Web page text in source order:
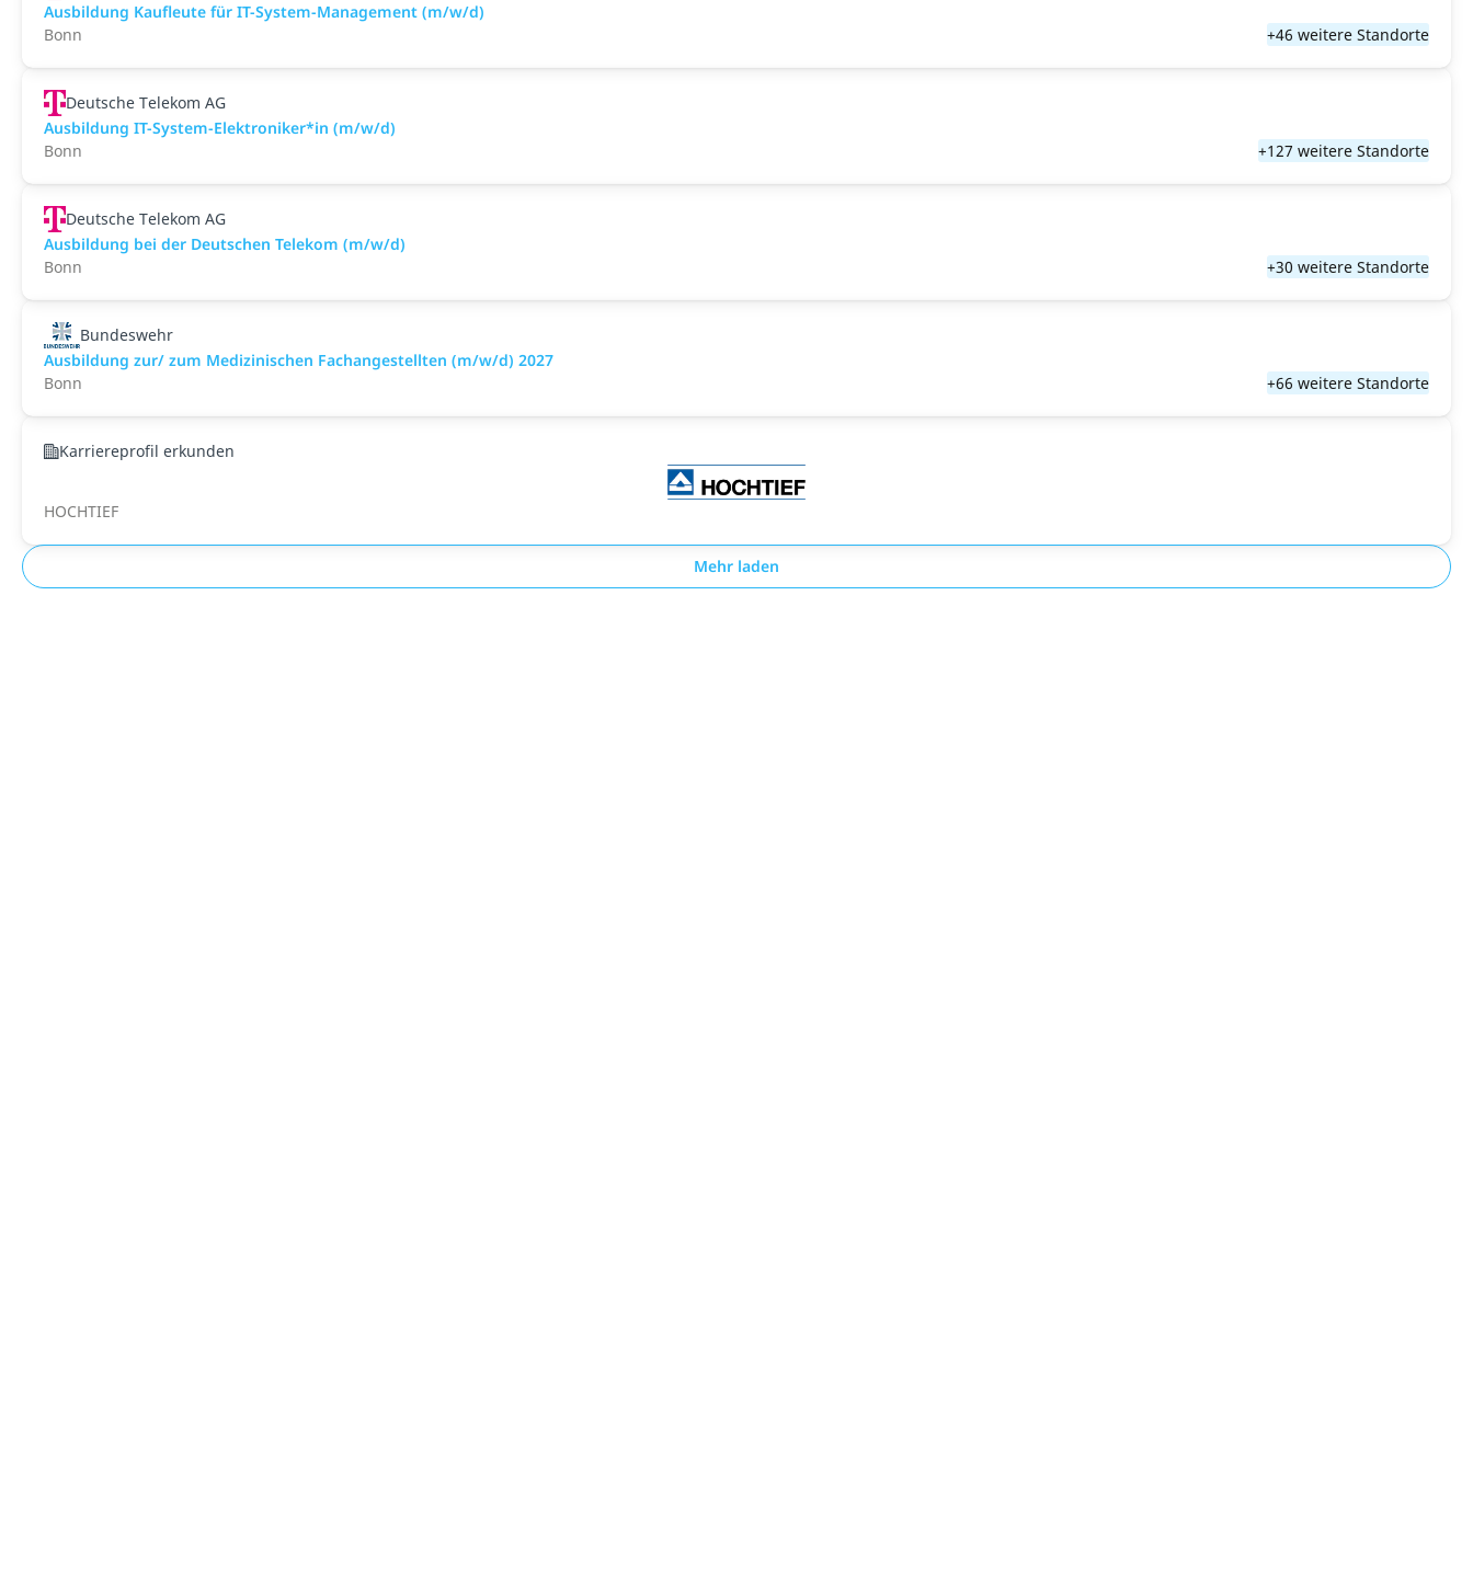
Ausbildung Kaufleute für IT-System-Management (m/w/d)
Bonn
+46 weitere Standorte
Deutsche Telekom AG
Ausbildung IT-System-Elektroniker*in (m/w/d)
Bonn
+127 weitere Standorte
Deutsche Telekom AG
Ausbildung bei der Deutschen Telekom (m/w/d)
Bonn
+30 weitere Standorte
Bundeswehr
Ausbildung zur/ zum Medizinischen Fachangestellten (m/w/d) 2027
Bonn
+66 weitere Standorte
Karriereprofil erkunden
HOCHTIEF
Mehr laden